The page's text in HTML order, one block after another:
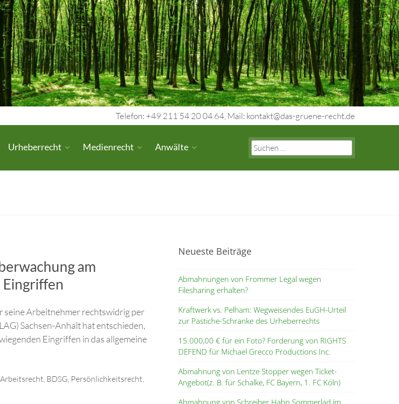
Telefon: +49 211 54 20 04 64, Mail: kontakt@das-gruene-recht.de
Search
for:
Urheberrecht Medienrecht Anwälte
am
seine Arbeitnehmer rechtswidrig per
Sachsen-Anhalt hat entschieden,
Eingriffen in das allgemeine
Arbeitsrecht BDSG Persönlichkeitsrecht
Neueste Beiträge
Abmahnungen von Frommer Legal wegen
Filesharing erhalten?
Kraftwerk vs. Pelham: Wegweisendes EuGH-Urteil
zur Pastiche-Schranke des Urheberrechts
15.000,00 € für ein Foto? Forderung von RIGHTS
DEFEND für Michael Grecco Productions Inc.
Abmahnung von Lentze Stopper wegen Ticket-
Angebot(z. B. für Schalke, FC Bayern, 1. FC Köln)
Abmahnung von Schreiber Hahn Sommerlad im